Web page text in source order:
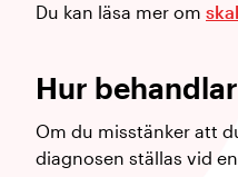
Du kan läsa mer om
Hur
Om du misstänker att
diagnosen ställas vid